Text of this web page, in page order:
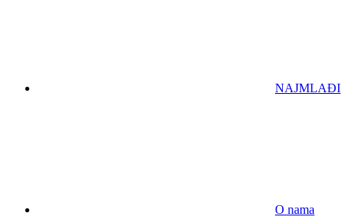
NAJMLAĐI
O nama